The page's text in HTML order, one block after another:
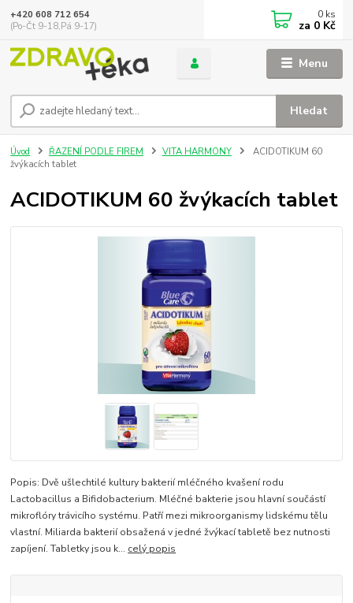
Menu
Hledat
+420 608 712 654
(Po-Čt 9-18,Pá 9-17)
0 ks
za 0 Kč
Úvod ŘAZENÍ PODLE FIREM VITA HARMONY
ACIDOTIKUM 60
žvýkacích tablet
ACIDOTIKUM 60 žvýkacích tablet
Popis: Dvě ušlechtilé kultury bakterií mléčného kvašení rodu
Lactobacillus a Bifidobacterium. Mléčné bakterie jsou hlavní součástí
mikroflóry trávicího systému. Patří mezi mikroorganismy lidskému tělu
vlastní. Miliarda bakterií obsažená v jedné žvýkací tabletě bez nutnosti
zapíjení. Tabletky jsou k... celý popis